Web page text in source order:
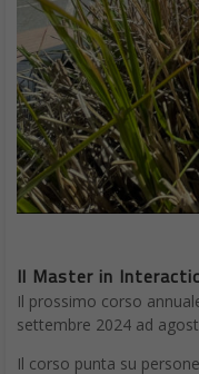
Il Master in
Il prossimo corso
settembre 2024 ad
Il corso punta su